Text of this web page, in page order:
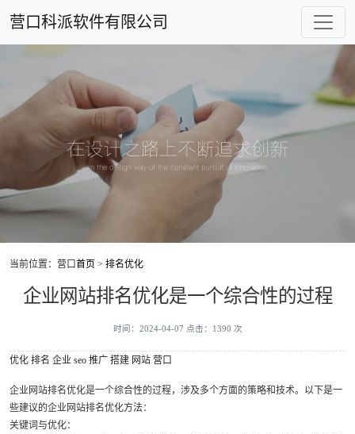
营口科派软件有限公司
当前位置：营口首页 > 排名优化
企业网站排名优化是一个综合性的过程
时间：2024-04-07 点击：1390 次
优化 排名 企业 seo 推广 搭建 网站 营口
企业网站排名优化是一个综合性的过程，涉及多个方面的策略和技术。以下是一
些建议的企业网站排名优化方法：
关键词与优化：